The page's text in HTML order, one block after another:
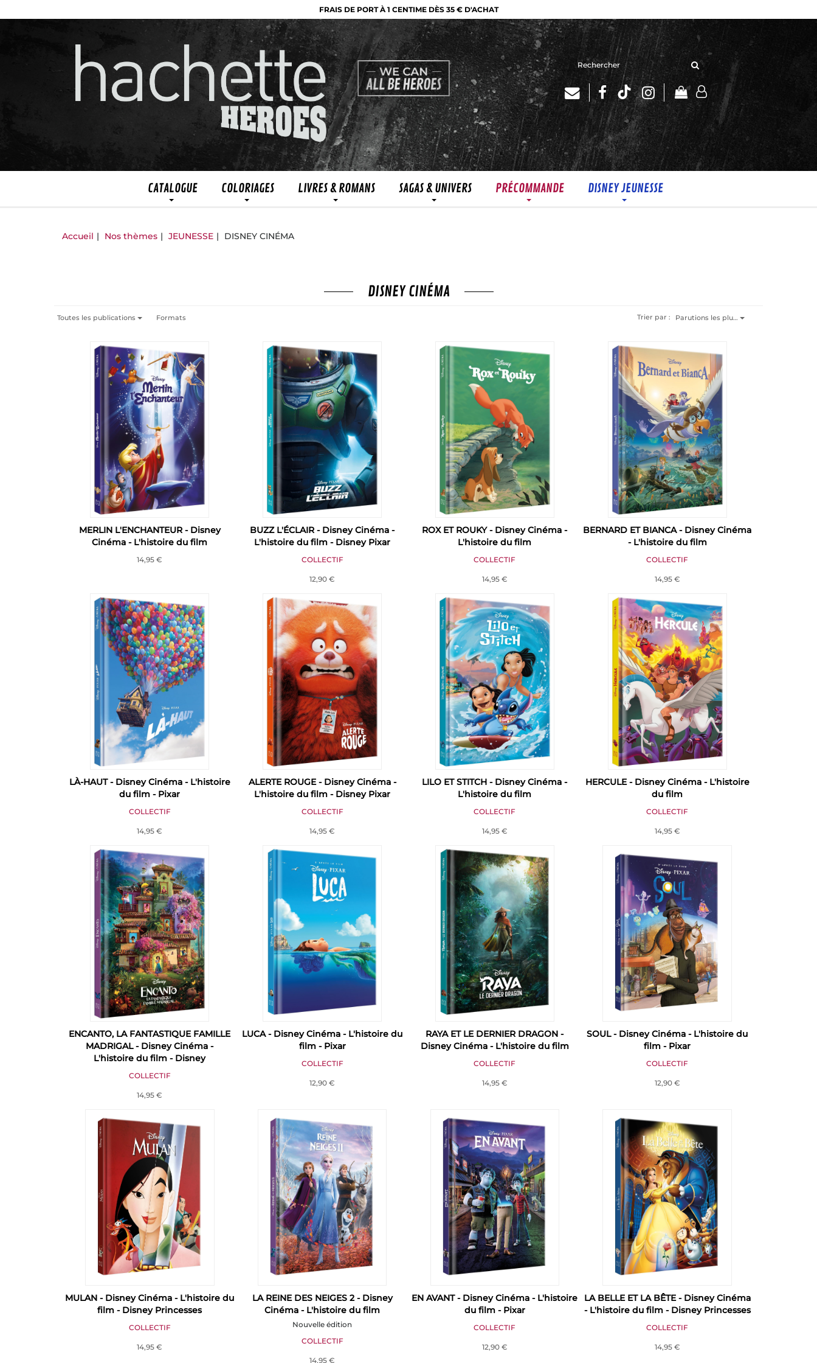
FRAIS DE PORT À 1 CENTIME DÈS 35 € D'ACHAT
Rechercher
site
CATALOGUE COLORIAGES LIVRES & ROMANS SAGAS & UNIVERS PRÉCOMMANDE DISNEY JEUNESSE
Accueil Nos thèmes JEUNESSE DISNEY CINÉMA
DISNEY CINÉMA
Toutes les publications Formats Trier par : Parutions les plu…
MERLIN L'ENCHANTEUR - Disney
Cinéma - L'histoire du film
14,95 €
BUZZ L'ÉCLAIR - Disney Cinéma -
L'histoire du film - Disney Pixar
COLLECTIF
12,90 €
ROX ET ROUKY - Disney Cinéma -
L'histoire du film
COLLECTIF
14,95 €
BERNARD ET BIANCA - Disney Cinéma
- L'histoire du film
COLLECTIF
14,95 €
LÀ-HAUT - Disney Cinéma - L'histoire
du film - Pixar
COLLECTIF
14,95 €
ALERTE ROUGE - Disney Cinéma -
L'histoire du film - Disney Pixar
COLLECTIF
14,95 €
LILO ET STITCH - Disney Cinéma -
L'histoire du film
COLLECTIF
14,95 €
HERCULE - Disney Cinéma - L'histoire
du film
COLLECTIF
14,95 €
ENCANTO, LA FANTASTIQUE FAMILLE
MADRIGAL - Disney Cinéma -
L'histoire du film - Disney
COLLECTIF
14,95 €
LUCA - Disney Cinéma - L'histoire du
film - Pixar
COLLECTIF
12,90 €
RAYA ET LE DERNIER DRAGON -
Disney Cinéma - L'histoire du film
COLLECTIF
14,95 €
SOUL - Disney Cinéma - L'histoire du
film - Pixar
COLLECTIF
12,90 €
MULAN - Disney Cinéma - L'histoire du
film - Disney Princesses
COLLECTIF
14,95 €
LA REINE DES NEIGES 2 - Disney
Cinéma - L'histoire du film
Nouvelle édition
COLLECTIF
14,95 €
EN AVANT - Disney Cinéma - L'histoire
du film - Pixar
COLLECTIF
12,90 €
LA BELLE ET LA BÊTE - Disney Cinéma
- L'histoire du film - Disney Princesses
COLLECTIF
14,95 €